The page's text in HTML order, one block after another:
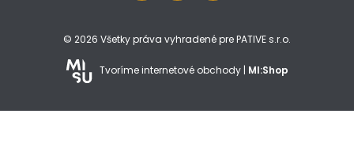
© 2026 Všetky práva vyhradené pre PATIVE s.r.o.
Tvoríme internetové obchody | MI:Shop